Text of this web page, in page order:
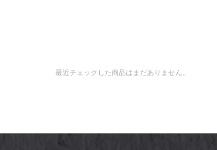
最近チェックした商品はまだありません。